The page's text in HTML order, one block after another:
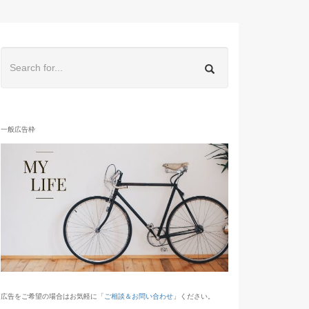
一般広告枠
広告をご希望の場合はお気軽に「 ご相談＆お問い合わせ 」ください。